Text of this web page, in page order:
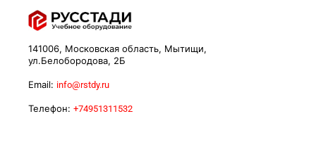
141006, Московская область, Мытищи,
ул.Белобородова, 2Б
Email: info@rstdy.ru
Телефон: +74951311532